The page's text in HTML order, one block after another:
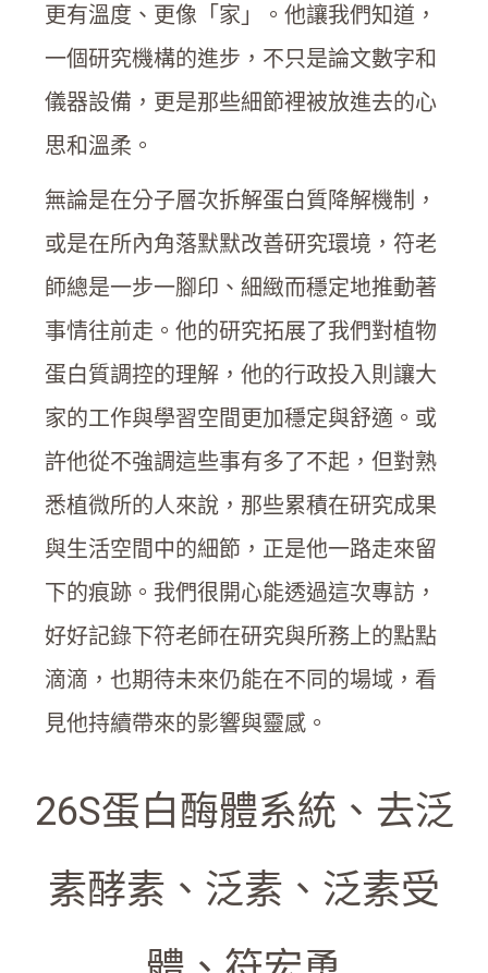
更有溫度、更像「家」。他讓我們知道，
一個研究機構的進步，不只是論文數字和
儀器設備，更是那些細節裡被放進去的心
思和溫柔。
無論是在分子層次拆解蛋白質降解機制，
或是在所內角落默默改善研究環境，符老
師總是一步一腳印、細緻而穩定地推動著
事情往前走。他的研究拓展了我們對植物
蛋白質調控的理解，他的行政投入則讓大
家的工作與學習空間更加穩定與舒適。或
許他從不強調這些事有多了不起，但對熟
悉植微所的人來說，那些累積在研究成果
與生活空間中的細節，正是他一路走來留
下的痕跡。我們很開心能透過這次專訪，
好好記錄下符老師在研究與所務上的點點
滴滴，也期待未來仍能在不同的場域，看
見他持續帶來的影響與靈感。
26S蛋白酶體系統 、 去泛
素酵素 、 泛素 、 泛素受